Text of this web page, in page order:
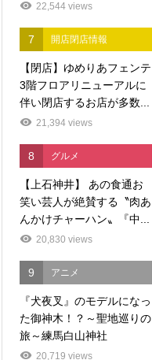
22,544 views
7 開店閉店情報
【閉店】ゆめりあフェンテ
3階フロアリニューアルに
伴い閉店するお店が多数...
21,394 views
8 グルメ
【上石神井】 あの食通お
笑い芸人が絶賛する〝肉あ
んかけチャーハン〟『中...
20,830 views
9 アニメ
『犬夜叉』のモデルになっ
た御神木！？～聖地巡りの
旅～練馬白山神社
20,719 views